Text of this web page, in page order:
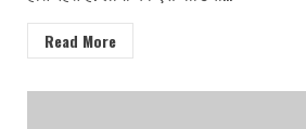
Read More